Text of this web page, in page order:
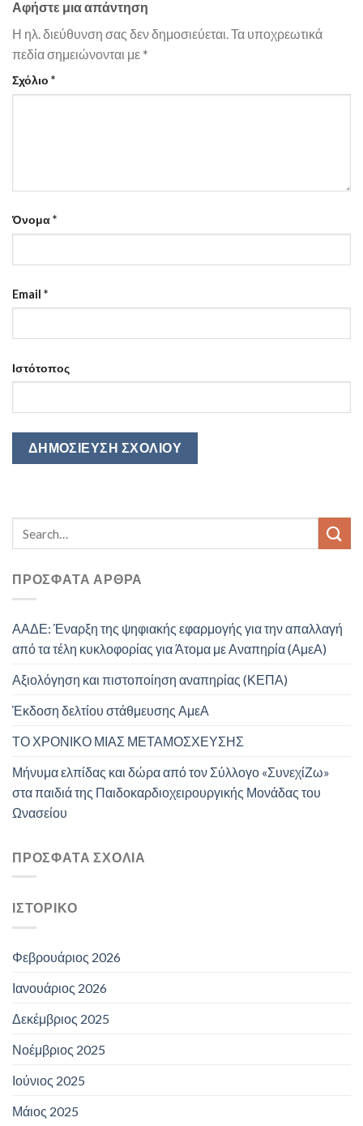
Αφήστε μια απάντηση
Η ηλ. διεύθυνση σας δεν δημοσιεύεται.Τα υποχρεωτικά
πεδία σημειώνονται με *
Σχόλιο *
Όνομα*
Email *
Ιστότοπος
ΠΡΌΣΦΑΤΑ ΆΡΘΡΑ
ΑΑΔΕ: Έναρξη της ψηφιακής εφαρμογής για την απαλλαγή
από τα τέλη κυκλοφορίας για Άτομα με Αναπηρία (ΑμεΑ)
Αξιολόγηση και πιστοποίηση αναπηρίας (ΚΕΠΑ)
Έκδοση δελτίου στάθμευσης ΑμεΑ
ΤΟ ΧΡΟΝΙΚΟ ΜΙΑΣ ΜΕΤΑΜΟΣΧΕΥΣΗΣ
Μήνυμα ελπίδας και δώρα από τον Σύλλογο «ΣυνεχίΖω»
στα παιδιά της Παιδοκαρδιοχειρουργικής Μονάδας του
Ωνασείου
ΠΡΌΣΦΑΤΑ ΣΧΌΛΙΑ
ΙΣΤΟΡΙΚΌ
Φεβρουάριος 2026
Ιανουάριος 2026
Δεκέμβριος 2025
Νοέμβριος 2025
Ιούνιος 2025
Μάιος 2025